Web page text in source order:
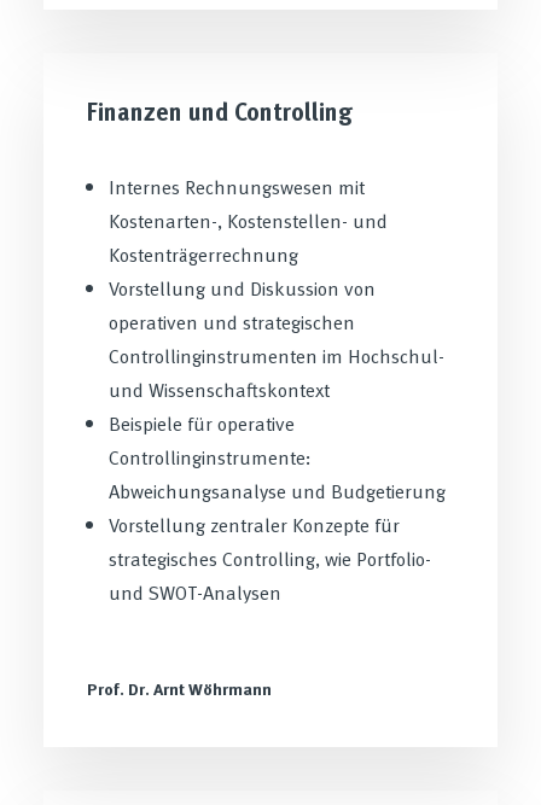
Finanzen und Controlling
Internes Rechnungswesen mit
Kostenarten-, Kostenstellen- und
Kostenträgerrechnung
Vorstellung und Diskussion von
operativen und strategischen
Controllinginstrumenten im Hochschul-
und Wissenschaftskontext
Beispiele für operative
Controllinginstrumente:
Abweichungsanalyse und Budgetierung
Vorstellung zentraler Konzepte für
strategisches Controlling, wie Portfolio-
und SWOT-Analysen
Prof. Dr. Arnt Wöhrmann